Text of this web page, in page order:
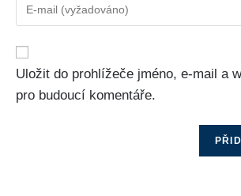
Uložit do prohlížeče jméno, e-mail a
pro budoucí komentáře.